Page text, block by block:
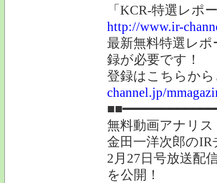
「KCR-特選レポ
http://www.ir-
最新無料特選レ
録が必要です！
登録はこちらか
channel.jp/
無料動画アナリ
金田一洋次郎の
2月27日号放送配
を公開！